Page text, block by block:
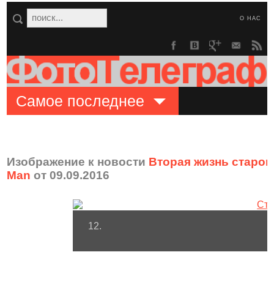
О НАС
Самое последнее
Изображение к новости Вторая жизнь
Man от 09.09.2016
12.